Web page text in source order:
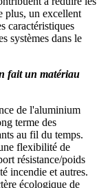
plus, un excellent
caractéristiques
systèmes dans le
fait un matériau
de l'aluminium
terme des
au fil du temps.
flexibilité de
résistance/poids
incendie et autres.
écologique de